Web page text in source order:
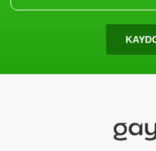
Filtrenize
Ürün